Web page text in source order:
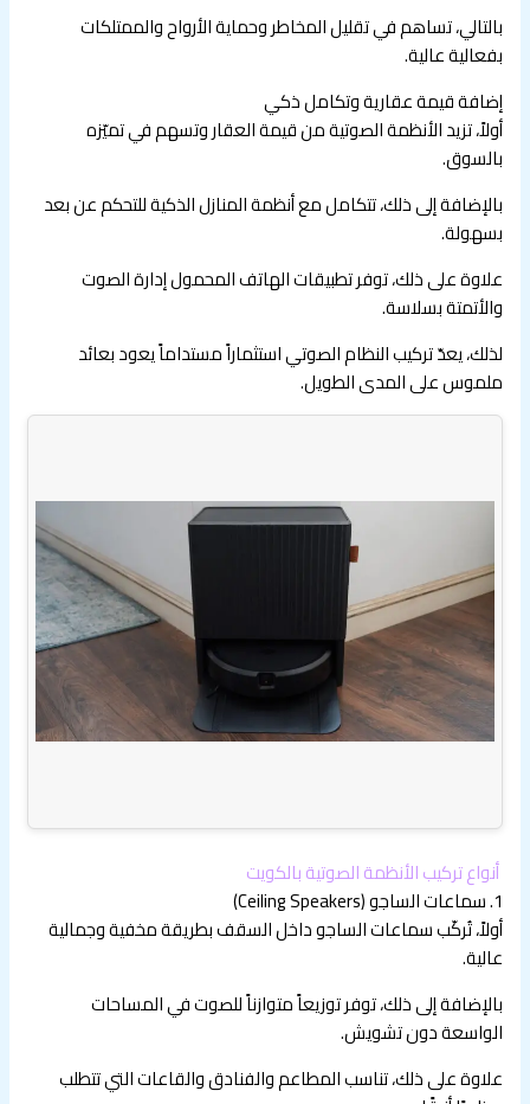
بالتالي، تساهم في تقليل المخاطر وحماية الأرواح والممتلكات
بفعالية عالية.
إضافة قيمة عقارية وتكامل ذكي
أولاً، تزيد الأنظمة الصوتية من قيمة العقار وتسهم في تميّزه
بالسوق.
بالإضافة إلى ذلك، تتكامل مع أنظمة المنازل الذكية للتحكم عن بعد
بسهولة.
علاوة على ذلك، توفر تطبيقات الهاتف المحمول إدارة الصوت
والأتمتة بسلاسة.
لذلك، يعدّ تركيب النظام الصوتي استثماراً مستداماً يعود بعائد
ملموس على المدى الطويل.
أنواع تركيب الأنظمة الصوتية بالكويت
1. سماعات الساجو (Ceiling Speakers)
أولاً، تُركّب سماعات الساجو داخل السقف بطريقة مخفية وجمالية
عالية.
بالإضافة إلى ذلك، توفر توزيعاً متوازناً للصوت في المساحات
الواسعة دون تشويش.
علاوة على ذلك، تناسب المطاعم والفنادق والقاعات التي تتطلب